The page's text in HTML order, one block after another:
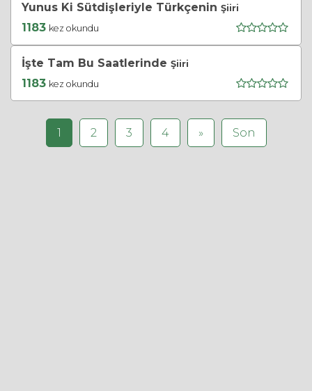
Yunus Ki Sütdişleriyle Türkçenin Şiiri
1183 kez okundu
İşte Tam Bu Saatlerinde Şiiri
1183 kez okundu
1 2 3 4 » Son